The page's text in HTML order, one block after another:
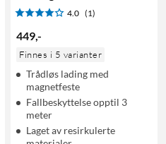
4.0 (1)
449,-
Finnes i 5 varianter
Trådløs lading med
magnetfeste
Fallbeskyttelse opptil 3
meter
Laget av resirkulerte